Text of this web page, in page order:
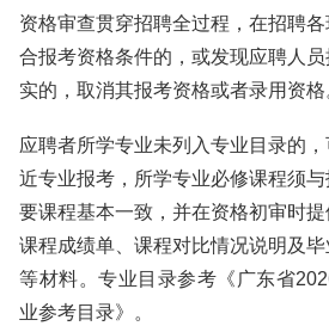
资格审查贯穿招聘全过程，在招聘
合报考资格条件的，或发现应聘人
实的，取消其报考资格或者录用资格
应聘者所学专业未列入专业目录的
近专业报考，所学专业必修课程须
要课程基本一致，并在资格初审时
课程成绩单、课程对比情况说明及
等材料。专业目录参考《广东省
业参考目录》。